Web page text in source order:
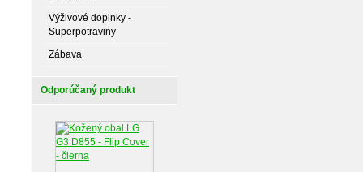
Výživové doplnky -
Superpotraviny
Zábava
Odporúčaný produkt